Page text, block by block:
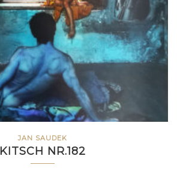
JAN SAUDEK
KITSCH NR.182